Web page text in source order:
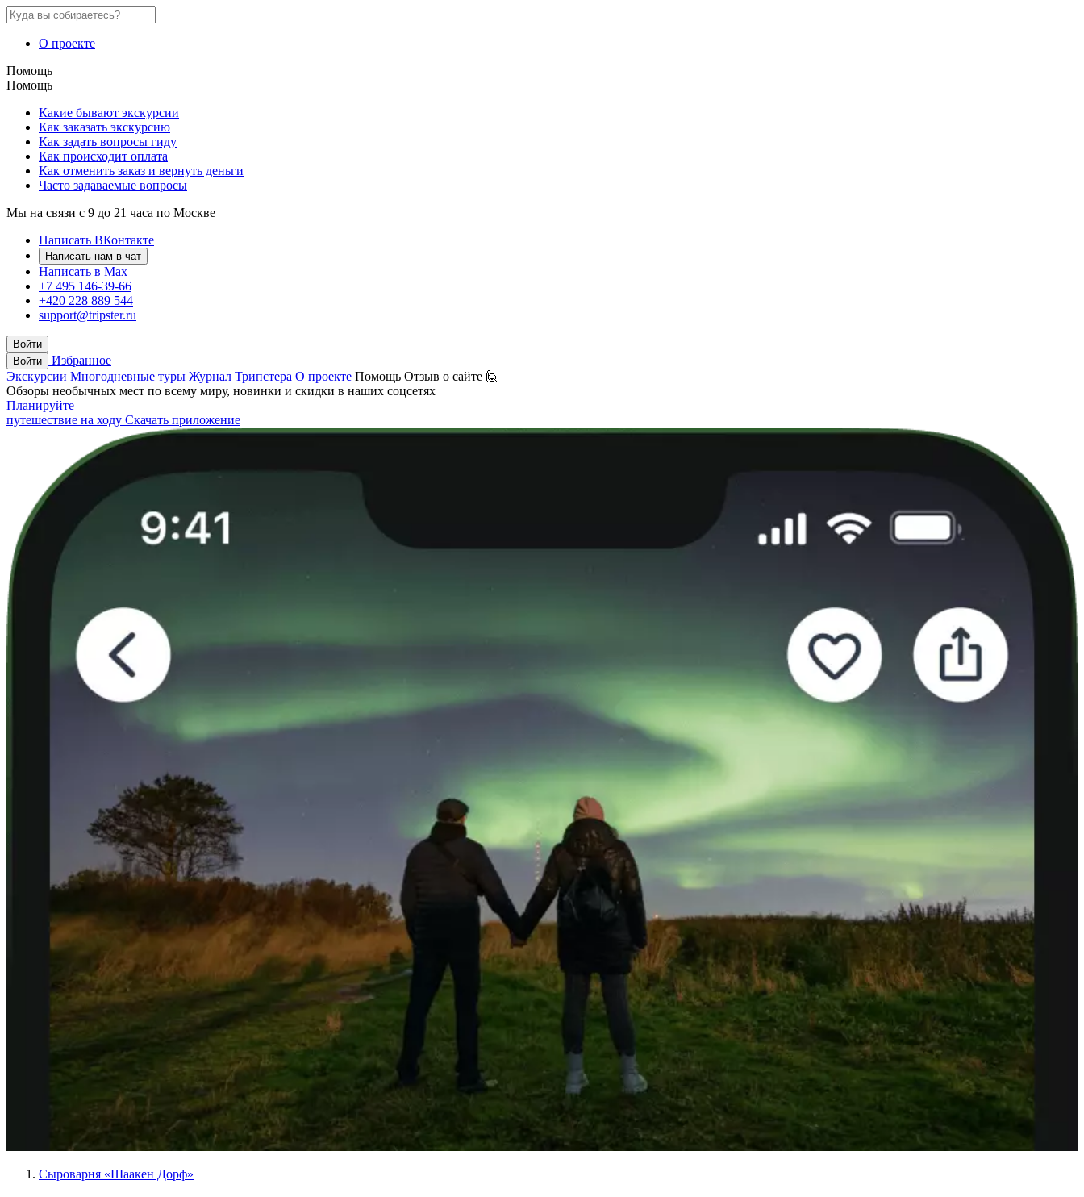
О проекте
Помощь
Помощь
Какие бывают экскурсии
Как заказать экскурсию
Как задать вопросы гиду
Как происходит оплата
Как отменить заказ и вернуть деньги
Часто задаваемые вопросы
Мы на связи с 9 до 21 часа по Москве
Написать ВКонтакте
Написать нам в чат
Написать в Max
+7 495 146-39-66
+420 228 889 544
support@tripster.ru
Войти
Войти
Избранное
Экскурсии Многодневные туры Журнал Трипстера О проекте Помощь Отзыв о сайте 🙋
Обзоры необычных мест по всему миру, новинки и скидки в наших соцсетях
Планируйте
путешествие на ходу Скачать приложение
Сыроварня «Шаакен Дорф»